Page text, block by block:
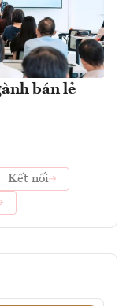
bán lẻ
Kết nối